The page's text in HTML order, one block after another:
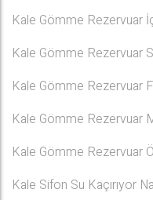
Kale Gömme Rezervuar
Kale Gömme Rezervuar
Kale Gömme Rezervuar
Kale Gömme Rezervuar
Kale Gömme Rezervuar
Kale Sifon Su Kaçırıyor